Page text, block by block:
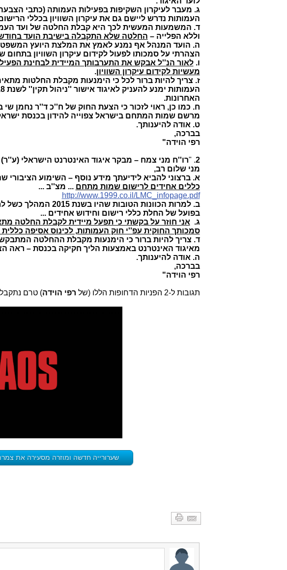
ג. מעבר לעיקרון השקיפות בפעילות העמותה (כתבי
העמותות נדרש ליישם גם את עיקרון השוויון בכללי
ד. המשמעות המעשית לכך היא קבלת החלטה של ועד
וללא הפלייה – החלטה שלא התקבלה בישיבת הועד
ה. הועד המנהל אף נמנע לאמץ את המלצת היועץ
הצהרתי על סמכותו לפעול לקידום עיקרון השוויון
ו.לאור הנ''ל אבקש את התערבותך המיידית לבחינת
מעשיות לקידום עיקרון השוויון.
ז. צריך להיות ברור לכל כי הימנעות מקבלת החלטות
האחרונות.
ח. כמו כן, ראוי לזכור כי הצעת החוק של ח''כ ד''ר
מרשם שמות המתחם בישראל צפוייה להידון בכנסת
ט. אודה להיענותך.
בברכה,
רפי הוידה"
2
. "רו''ח מני צמח – מבקר איגוד האינטרנט הישראלי (ע''ר)
מני שלום רב,
א. ברצוני להביא לידיעתך מידע נוסף – השימוע הציבורי
כללים אחידים לרישום שמות מתחם ... מצ''ב ...
http://www.1999.co.il/LMC_infopage.pdf
ב. למרות הכוונות
בפועל של החלת כללי רישום וחידוש אחידים ...
ג. אני חוזר על בקשתי כי תפעל מיידית לקבלת החלטה
סמכותך החוקית עפ''י חוק העמותות, לכינוס אסיפה
ד. צריך להיות ברור כי הימנעות מקבלת ההחלטה
מאיגוד האינטרנט באמצעות הליך חקיקה בכנסת – ראה
ה. אודה להיענותך.
בברכה,
רפי הוידה"
תגובות ל-2 הפניות הדחופות הללו (של רפי הוידה) טרם
שערורייה חדשה ומוזרה מסעירה את